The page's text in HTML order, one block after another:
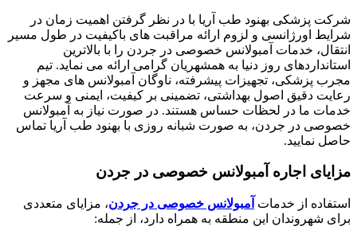
شرکت پزشکی بهنود طب آریا با در نظر گرفتن اهمیت زمان در
شرایط اورژانسی و لزوم ارائه مراقبت های باکیفیت در طول مسیر
انتقال، خدمات آمبولانس خصوصی در جردن را با بالاترین
استانداردهای روز دنیا به همشهریان گرامی ارائه می نماید. تیم
مجرب پزشکی، تجهیزات پیشرفته، ناوگان آمبولانس های مجهز و
رعایت دقیق اصول بهداشتی، تضمینی بر کیفیت، ایمنی و سرعت
خدمات ما در لحظات حساس هستند. در صورت نیاز به آمبولانس
خصوصی در جردن، به صورت شبانه روزی با بهنود طب آریا تماس
حاصل نمایید.
مزایای اجاره آمبولانس خصوصی در جردن
استفاده از خدمات آمبولانس خصوصی در جردن، مزایای متعددی
برای شهروندان این منطقه به همراه دارد، از جمله: